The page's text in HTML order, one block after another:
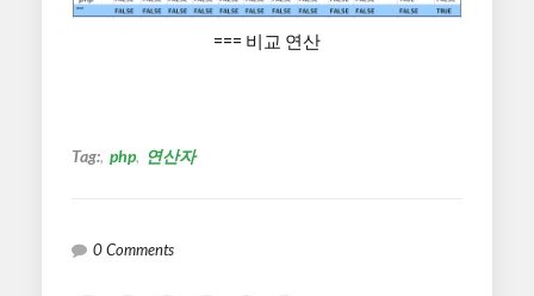
=== 비교 연산
Tag: php 연산자
0 Comments